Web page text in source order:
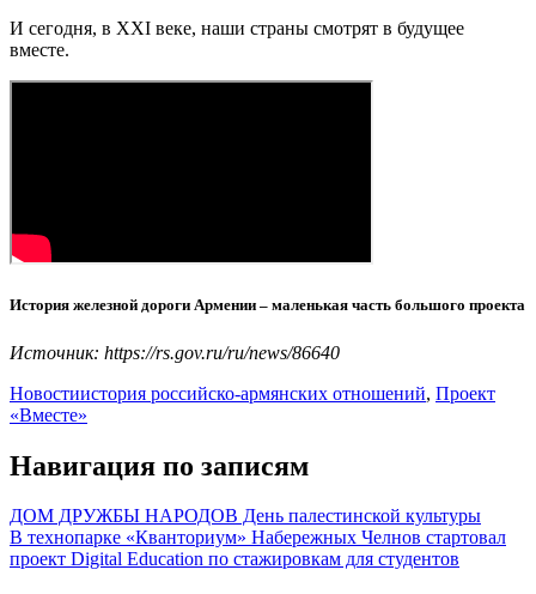
И сегодня, в XXI веке, наши страны смотрят в будущее
вместе.
История железной дороги Армении – маленькая часть большого проекта
Источник: https://rs.gov.ru/ru/news/86640
Новостиистория российско-армянских отношений, Проект
«Вместе»
Навигация по записям
ДОМ ДРУЖБЫ НАРОДОВ День палестинской культуры
В технопарке «Кванториум» Набережных Челнов стартовал
проект Digital Education по стажировкам для студентов